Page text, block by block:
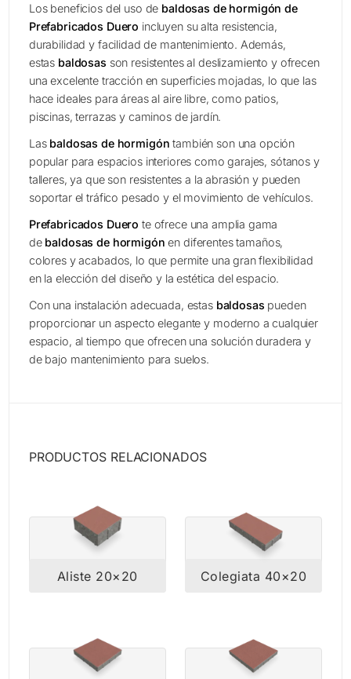
Los beneficios del uso de baldosas de hormigón de
Prefabricados Duero incluyen su alta resistencia,
durabilidad y facilidad de mantenimiento. Además,
estas baldosas son resistentes al deslizamiento y ofrecen
una excelente tracción en superficies mojadas, lo que las
hace ideales para áreas al aire libre, como patios,
piscinas, terrazas y caminos de jardín.
Las baldosas de hormigón también son una opción
popular para espacios interiores como garajes, sótanos y
talleres, ya que son resistentes a la abrasión y pueden
soportar el tráfico pesado y el movimiento de vehículos.
Prefabricados Duero te ofrece una amplia gama
de baldosas de hormigón en diferentes tamaños,
colores y acabados, lo que permite una gran flexibilidad
en la elección del diseño y la estética del espacio.
Con una instalación adecuada, estas baldosas pueden
proporcionar un aspecto elegante y moderno a cualquier
espacio, al tiempo que ofrecen una solución duradera y
de bajo mantenimiento para suelos.
PRODUCTOS RELACIONADOS
Aliste 20×20 Colegiata 40×20